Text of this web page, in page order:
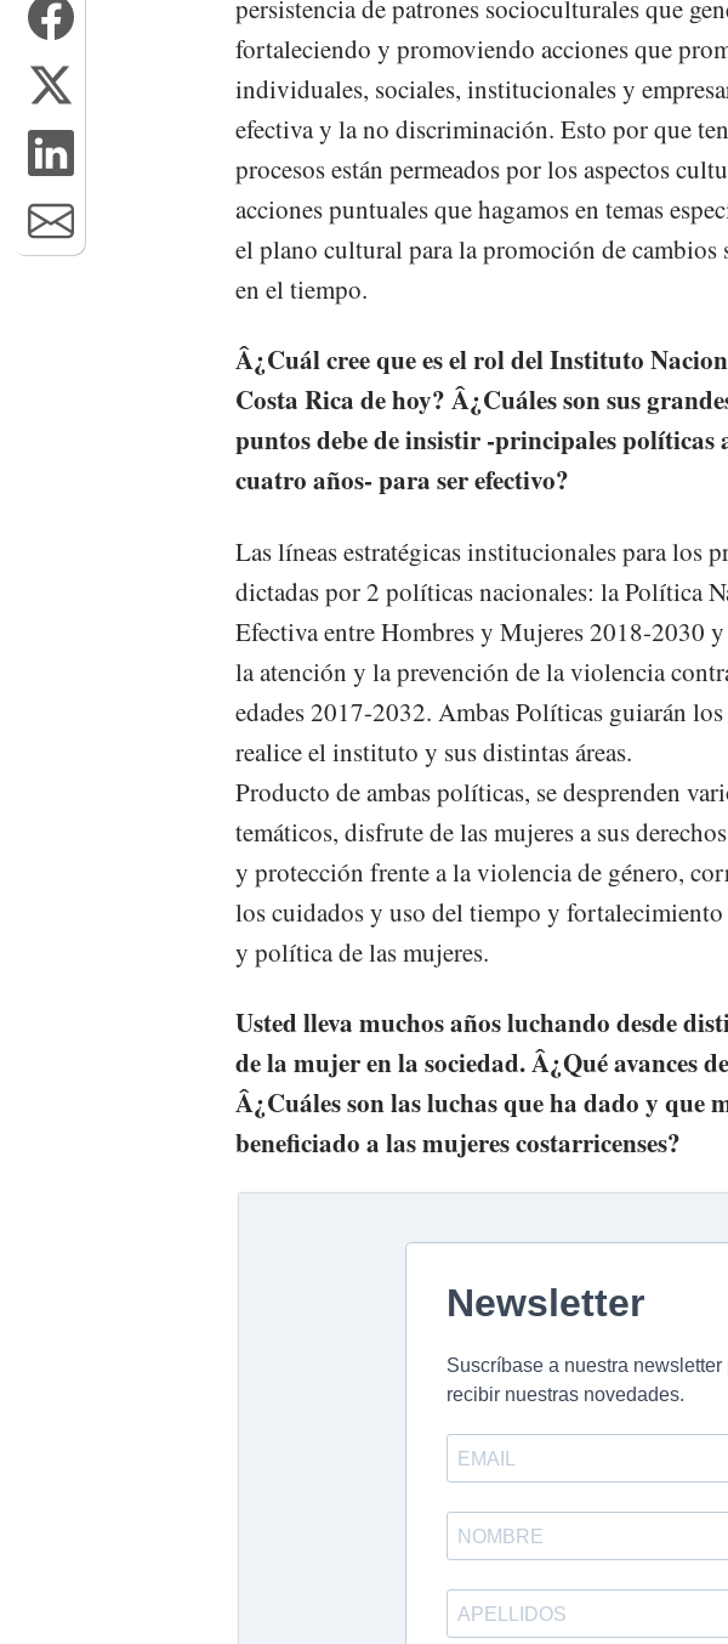
persistencia de patrones socioculturales que
fortaleciendo y promoviendo acciones que
individuales, sociales, institucionales y
efectiva y la no discriminación. Esto por que
procesos están permeados por los aspectos
acciones puntuales que hagamos en temas
el plano cultural para la promoción de cambios
en el tiempo.
Â¿Cuál cree que es el rol del Instituto
Costa Rica de hoy? Â¿Cuáles son sus
puntos debe de insistir -principales políticas
cuatro años- para ser efectivo?
Las líneas estratégicas institucionales para los
dictadas por 2 políticas nacionales: la Política
Efectiva entre Hombres y Mujeres 2018-2030
la atención y la prevención de la violencia
edades 2017-2032. Ambas Políticas guiarán
realice el instituto y sus distintas áreas.
Producto de ambas políticas, se desprenden
temáticos, disfrute de las mujeres a sus
y protección frente a la violencia de género,
los cuidados y uso del tiempo y
y política de las mujeres.
Usted lleva muchos años luchando desde
de la mujer en la sociedad. Â¿Qué avances
Â¿Cuáles son las luchas que ha dado y que
beneficiado a las mujeres costarricenses?